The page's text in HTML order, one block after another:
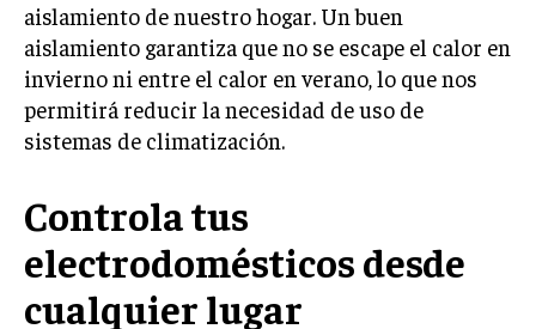
aislamiento de nuestro hogar. Un buen
aislamiento garantiza que no se escape el calor en
invierno ni entre el calor en verano, lo que nos
permitirá reducir la necesidad de uso de
sistemas de climatización.
Controla tus
electrodomésticos desde
cualquier lugar